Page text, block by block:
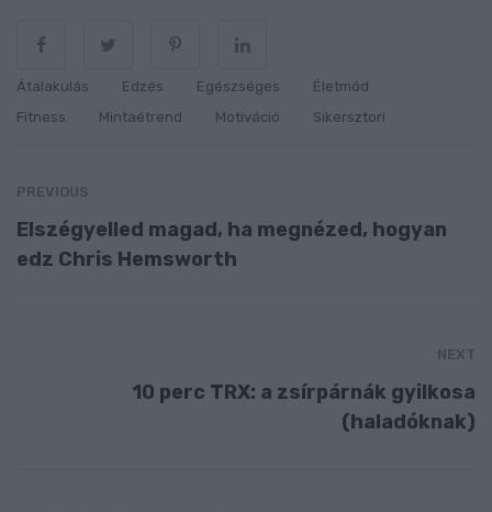
Átalakulás Edzés Egészséges
Életmód
Fitness
Mintaétrend Motiváció Sikersztori
PREVIOUS
Elszégyelled magad, ha megnézed, hogyan
edz Chris Hemsworth
NEXT
10 perc TRX: a zsírpárnák gyilkosa
(haladóknak)